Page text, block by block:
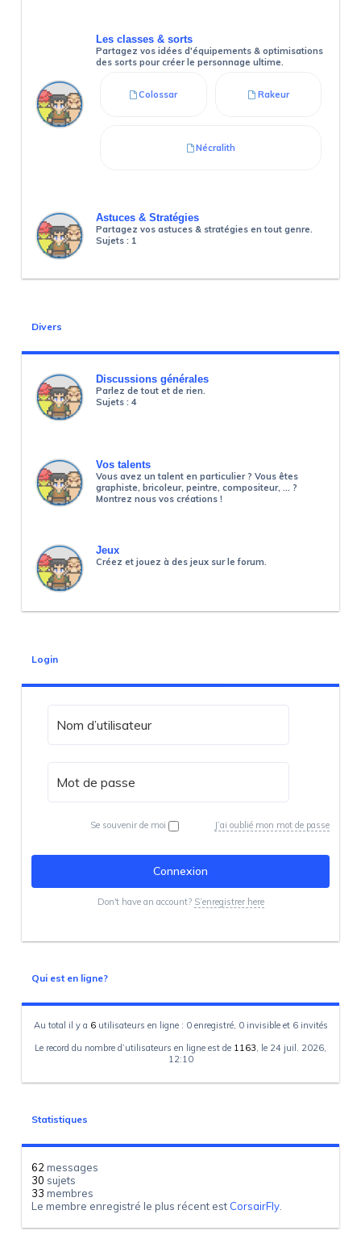
Les classes & sorts
Partagez vos idées d'équipements & optimisations
des sorts pour créer le personnage ultime.
Colossar Rakeur
Nécralith
Astuces & Stratégies
Partagez vos astuces & stratégies en tout genre.
Sujets : 1
Divers
Discussions générales
Parlez de tout et de rien.
Sujets : 4
Vos talents
Vous avez un talent en particulier ? Vous êtes
graphiste, bricoleur, peintre, compositeur, ... ?
Montrez nous vos créations !
Jeux
Créez et jouez à des jeux sur le forum.
Login
Se souvenir de moi J’ai oublié mon mot de passe
Don't have an account? S’enregistrer here
Qui est en ligne?
Au total il y a 6utilisateurs en ligne : 0 enregistré, 0 invisible et 6 invités
Le record du nombre d’utilisateurs en ligne est de 1163 , le 24 juil. 2026,
12:10
Statistiques
62messages
30 sujets
33 membres
Le membre enregistré le plus récent est CorsairFly.